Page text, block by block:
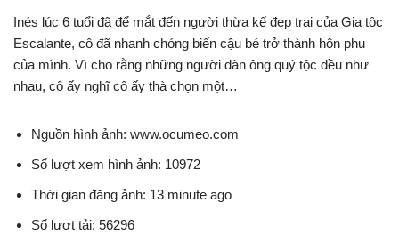
Inés lúc 6 tuổi đã để mắt đến người thừa kế đẹp trai của Gia tộc
Escalante, cô đã nhanh chóng biến cậu bé trở thành hôn phu
của mình. Vì cho rằng những người đàn ông quý tộc đều như
nhau, cô ấy nghĩ cô ấy thà chọn một…
Nguồn hình ảnh: www.ocumeo.com
Số lượt xem hình ảnh: 10972
Thời gian đăng ảnh: 13 minute ago
Số lượt tải: 56296